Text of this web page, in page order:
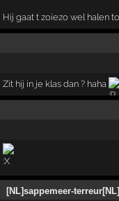
Hij gaat t zoiezo wel halen
Zit hij in je klas dan ? haha
[NL]sappemeer-terreur[NL]